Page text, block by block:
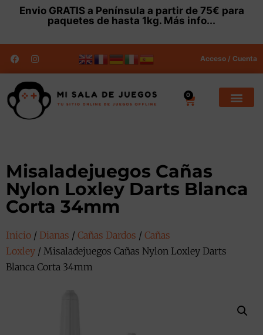
Envio GRATISa Península a partir de 75€ para
paquetes de hasta 1kg. Más info...
Acceso / Cuenta
0
Misaladejuegos Cañas
Nylon Loxley Darts Blanca
Corta 34mm
Inicio / Dianas / Cañas Dardos / Cañas
Loxley / Misaladejuegos Cañas Nylon Loxley Darts
Blanca Corta 34mm